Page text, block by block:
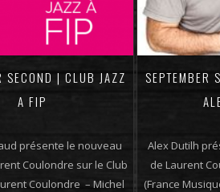
SECOND | CLUB JAZZ
A FIP
présente le nouveau
Coulondre sur le Club
Coulondre – Michel
SEPTEMBER
Alex Dutilh
de Laurent
(France